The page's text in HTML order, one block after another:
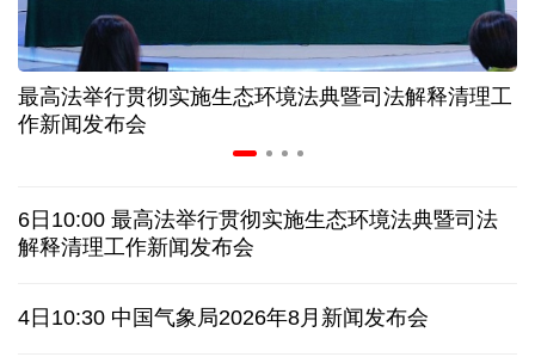
历经十余年，西藏南木林：昔日荒河滩 今时富绿洲
情满天山 援疆印记丨安徽支教生赢得桃李秀昆仑
从规划到落实：中国发展经验引发南非各界思考
日本有识之士：32名中国劳工本不该命丧长崎
最高法举行贯彻实施生态环境法典暨司法解释清理工
作新闻发布会
6日10:00 最高法举行贯彻实施生态环境法典暨司法
解释清理工作新闻发布会
4日10:30 中国气象局2026年8月新闻发布会